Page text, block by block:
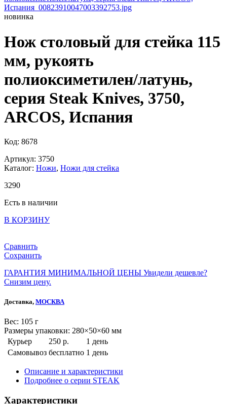
новинка
Нож столовый для стейка 115
мм, рукоять
полиоксиметилен/латунь,
серия Steak Knives, 3750,
ARCOS, Испания
Код: 8678
Артикул: 3750
Каталог: Ножи, Ножи для стейка
3290
Есть в наличии
В КОРЗИНУ
Сравнить
Сохранить
ГАРАНТИЯ МИНИМАЛЬНОЙ ЦЕНЫ Увидели дешевле?
Снизим цену.
Доставка, МОСКВА
Веc: 105 г
Размеры упаковки: 280×50×60 мм
Курьер
250 р.
1 день
Самовывоз бесплатно 1 день
Описание и характеристики
Подробнее о серии STEAK
Характеристики